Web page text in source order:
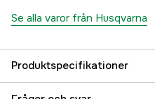
Se alla varor från Husqvarna
Produktspecifikationer